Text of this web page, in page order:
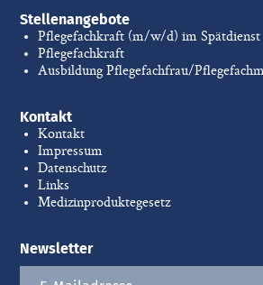
Stellenangebote
Pflegefachkraft (m/w/d) im Spätdienst
Pflegefachkraft
Ausbildung Pflegefachfrau/
Kontakt
Kontakt
Impressum
Datenschutz
Links
Medizinproduktegesetz
Newsletter